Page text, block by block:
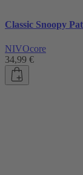
Classic Snoopy
NIVOcore
34,99 €